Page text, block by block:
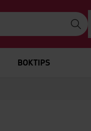
BOKTIPS